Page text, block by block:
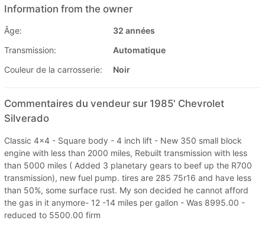
Information from the owner
Âge:
32 années
Transmission:
Automatique
Couleur de la carrosserie:
Noir
Commentaires du vendeur sur 1985' Chevrolet
Silverado
Classic 4x4 - Square body - 4 inch lift - New 350 small block
engine with less than 2000 miles, Rebuilt transmission with less
than 5000 miles ( Added 3 planetary gears to beef up the R700
transmission), new fuel pump. tires are 285 75r16 and have less
than 50%, some surface rust. My son decided he cannot afford
the gas in it anymore- 12 -14 miles per gallon - Was 8995.00 -
reduced to 5500.00 firm